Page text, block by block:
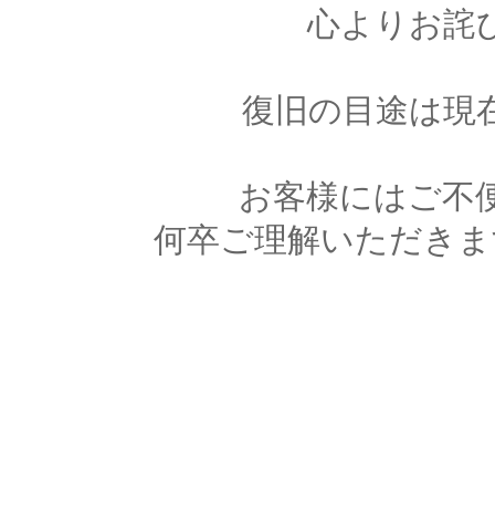
心よりお詫
復旧の目途は現
お客様にはご不
何卒ご理解いただき